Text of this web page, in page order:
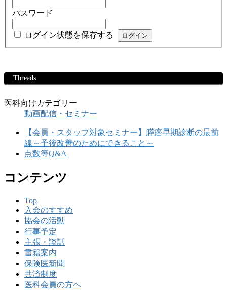
パスワード
ログイン状態を保存する
Threads
医科向けカテゴリー
動画配信・セミナー
【会員・スタッフ対象セミナー】膵癌早期診断の最前
線～予後改善のためにできること～
点数等Q&A
コンテンツ
Top
入会のすすめ
協会の活動
行事予定
主張・談話
書籍案内
保険医新聞
共済制度
医科会員の方へ